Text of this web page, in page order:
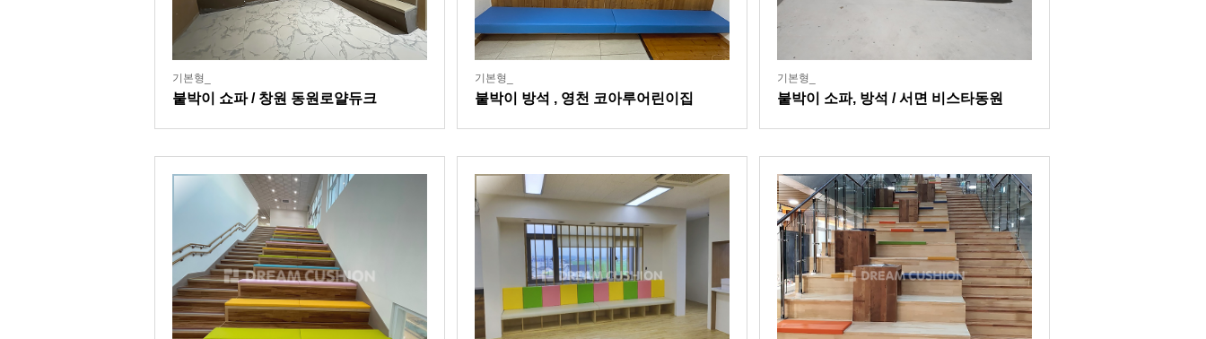
기본형_
붙박이 쇼파 / 창원 동원로얄듀크
기본형_
붙박이 방석 , 영천 코아루어린이집
기본형_
붙박이 소파, 방석 / 서면 비스타동원